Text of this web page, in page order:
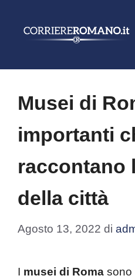
Musei di
importanti
raccontano
della città
Agosto 13, 2022 di
I musei di Roma sono